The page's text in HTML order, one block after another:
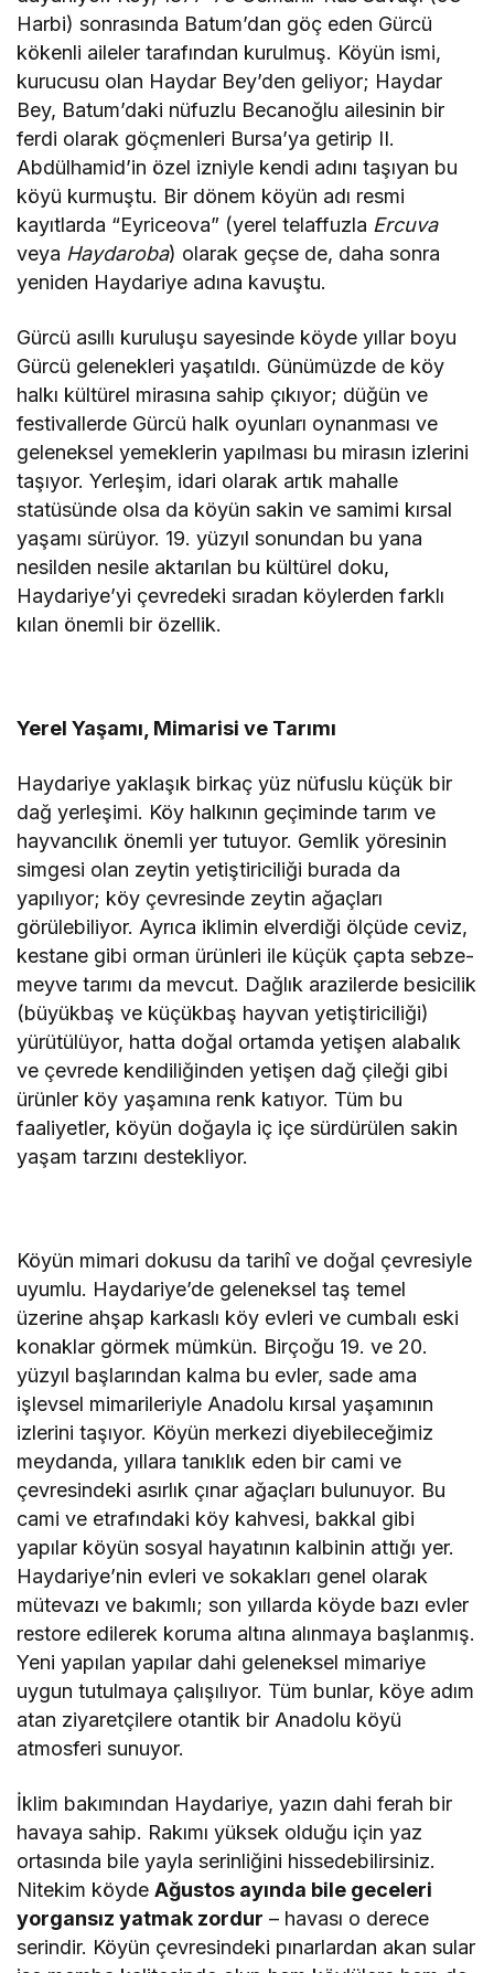
Harbi) sonrasında Batum’dan göç eden Gürcü
kökenli aileler tarafından kurulmuş. Köyün ismi,
kurucusu olan Haydar Bey’den geliyor; Haydar
Bey, Batum’daki nüfuzlu Becanoğlu ailesinin bir
ferdi olarak göçmenleri Bursa’ya getirip II.
Abdülhamid’in özel izniyle kendi adını taşıyan bu
köyü kurmuştu. Bir dönem köyün adı resmi
kayıtlarda “Eyriceova” (yerel telaffuzla Ercuva
veya Haydaroba) olarak geçse de, daha sonra
yeniden Haydariye adına kavuştu.
Gürcü asıllı kuruluşu sayesinde köyde yıllar boyu
Gürcü gelenekleri yaşatıldı. Günümüzde de köy
halkı kültürel mirasına sahip çıkıyor; düğün ve
festivallerde Gürcü halk oyunları oynanması ve
geleneksel yemeklerin yapılması bu mirasın izlerini
taşıyor. Yerleşim, idari olarak artık mahalle
statüsünde olsa da köyün sakin ve samimi kırsal
yaşamı sürüyor. 19. yüzyıl sonundan bu yana
nesilden nesile aktarılan bu kültürel doku,
Haydariye’yi çevredeki sıradan köylerden farklı
kılan önemli bir özellik.
Yerel Yaşamı, Mimarisi ve Tarımı
Haydariye yaklaşık birkaç yüz nüfuslu küçük bir
dağ yerleşimi. Köy halkının geçiminde tarım ve
hayvancılık önemli yer tutuyor. Gemlik yöresinin
simgesi olan zeytin yetiştiriciliği burada da
yapılıyor; köy çevresinde zeytin ağaçları
görülebiliyor. Ayrıca iklimin elverdiği ölçüde ceviz,
kestane gibi orman ürünleri ile küçük çapta sebze-
meyve tarımı da mevcut. Dağlık arazilerde besicilik
(büyükbaş ve küçükbaş hayvan yetiştiriciliği)
yürütülüyor, hatta doğal ortamda yetişen alabalık
ve çevrede kendiliğinden yetişen dağ çileği gibi
ürünler köy yaşamına renk katıyor. Tüm bu
faaliyetler, köyün doğayla iç içe sürdürülen sakin
yaşam tarzını destekliyor.
Köyün mimari dokusu da tarihî ve doğal çevresiyle
uyumlu. Haydariye’de geleneksel taş temel
üzerine ahşap karkaslı köy evleri ve cumbalı eski
konaklar görmek mümkün. Birçoğu 19. ve 20.
yüzyıl başlarından kalma bu evler, sade ama
işlevsel mimarileriyle Anadolu kırsal yaşamının
izlerini taşıyor. Köyün merkezi diyebileceğimiz
meydanda, yıllara tanıklık eden bir cami ve
çevresindeki asırlık çınar ağaçları bulunuyor. Bu
cami ve etrafındaki köy kahvesi, bakkal gibi
yapılar köyün sosyal hayatının kalbinin attığı yer.
Haydariye’nin evleri ve sokakları genel olarak
mütevazı ve bakımlı; son yıllarda köyde bazı evler
restore edilerek koruma altına alınmaya başlanmış.
Yeni yapılan yapılar dahi geleneksel mimariye
uygun tutulmaya çalışılıyor. Tüm bunlar, köye adım
atan ziyaretçilere otantik bir Anadolu köyü
atmosferi sunuyor.
İklim bakımından Haydariye, yazın dahi ferah bir
havaya sahip. Rakımı yüksek olduğu için yaz
ortasında bile yayla serinliğini hissedebilirsiniz.
Nitekim köydeAğustos ayında bile geceleri
yorgansız yatmak zordur – havası o derece
serindir. Köyün çevresindeki pınarlardan akan sular